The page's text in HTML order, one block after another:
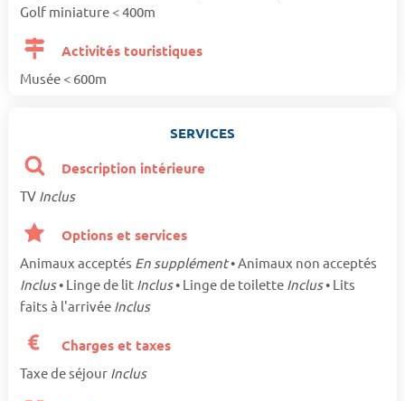
Golf miniature < 400m
Activités touristiques
Musée < 600m
SERVICES
Description intérieure
TV Inclus
Options et services
Animaux acceptés En supplément• Animaux non acceptés
Inclus• Linge de lit Inclus• Linge de toilette Inclus• Lits
faits à l'arrivée Inclus
Charges et taxes
Taxe de séjour Inclus